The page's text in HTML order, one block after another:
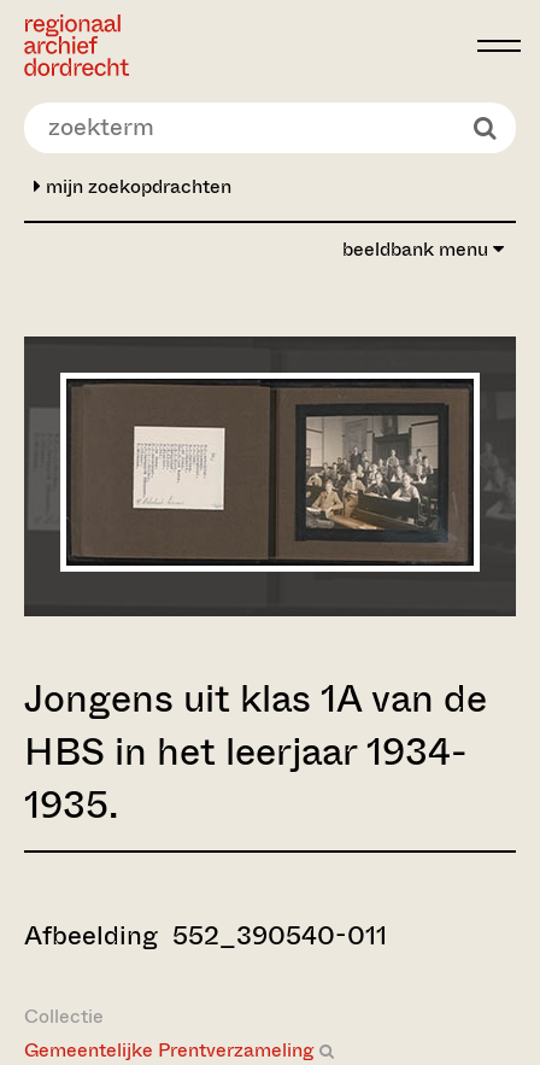
Ga direct naar de inhoud
mijn zoekopdrachten
beeldbank menu
Jongens uit klas 1A van de
HBS in het leerjaar 1934-
1935.
Afbeelding 552_390540-011
Collectie
Gemeentelijke Prentverzameling